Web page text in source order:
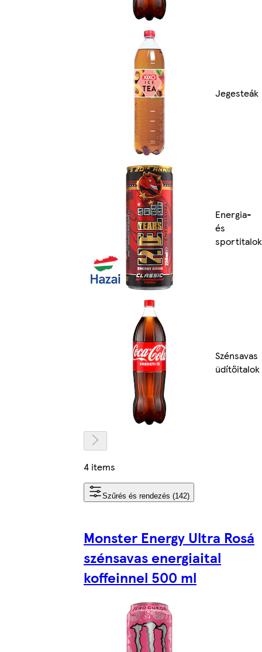
Jegesteák
Energia-
és
sportitalok
Szénsavas
üdítőitalok
4 items
Szűrés és rendezés (142)
Monster Energy Ultra Rosá
szénsavas energiaital
koffeinnel 500 ml